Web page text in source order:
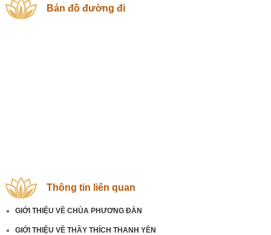
Bản đồ đường đi
Thông tin liên quan
GIỚI THIỆU VỀ CHÙA PHƯƠNG ĐÀN
GIỚI THIỆU VỀ THẦY THÍCH THANH YÊN